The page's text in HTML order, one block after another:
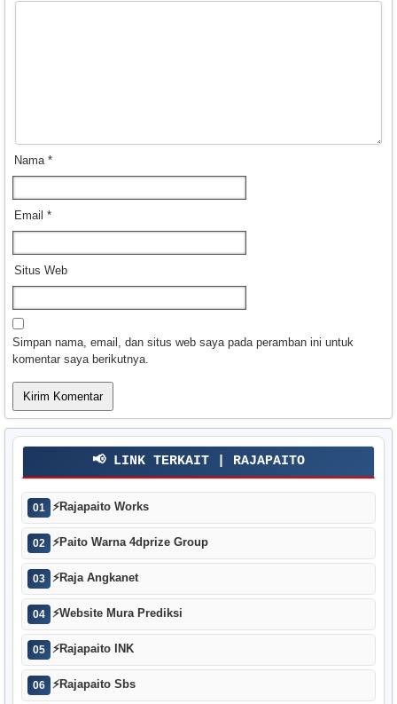
Nama *
Email *
Situs Web
Simpan nama, email, dan situs web saya pada peramban ini untuk
komentar saya berikutnya.
📢 LINK TERKAIT | RAJAPAITO
01 ⚡Rajapaito Works
02 ⚡Paito Warna 4dprize Group
03 ⚡Raja Angkanet
04 ⚡Website Mura Prediksi
05 ⚡Rajapaito INK
06 ⚡Rajapaito Sbs